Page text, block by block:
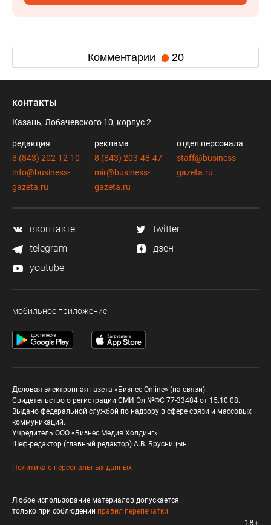
Комментарии 20
контакты
Казань, Лобачевского 10, корпус 2
редакция
8 (843) 202-12-10
info@business-
gazeta.ru
реклама
8 (843) 203-48-47
mir@business-
gazeta.ru
отдел персонала
staff@business-
gazeta.ru
вконтакте
twitter
telegram
дзен
youtube
мобильное приложение
Деловая электронная газета «Бизнес Online» (на связи).
Свидетельство о регистрации СМИ Эл №ФС 77-33484 от 15.10.08.
Выдано федеральной службой по надзору в сфере связи и массовых
коммуникаций.
Учредитель ООО «Бизнес Медия Холдинг»
Шеф-редактор (главный редактор) А.В. Брусницын
Политика о персональных данных
Любое использование материалов допускается
только при соблюдении правил перепечатки
18+